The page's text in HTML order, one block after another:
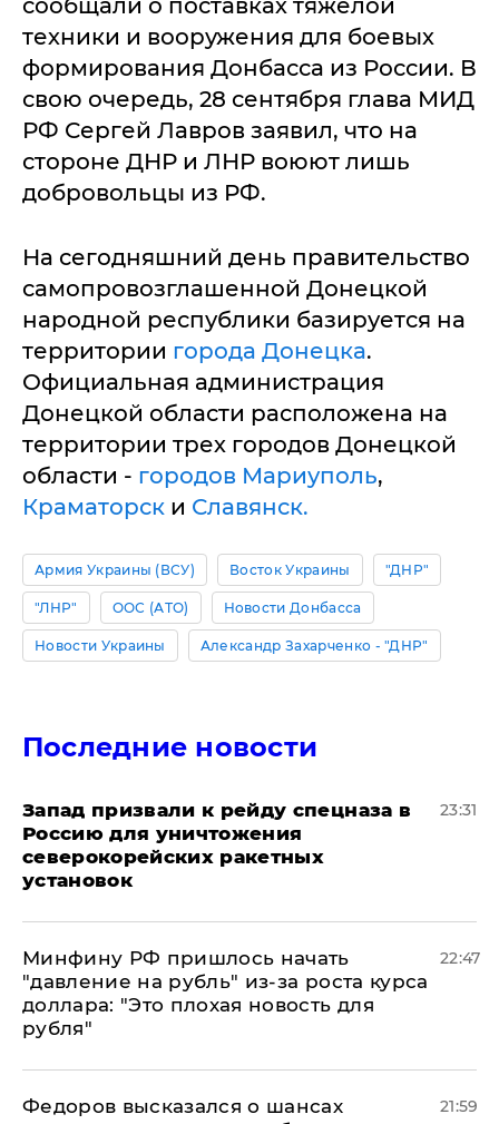
сообщали о поставках тяжелой
техники и вооружения для боевых
формирования Донбасса из России. В
свою очередь, 28 сентября глава МИД
РФ Сергей Лавров заявил, что на
стороне ДНР и ЛНР воюют лишь
добровольцы из РФ.
На сегодняшний день правительство
самопровозглашенной Донецкой
народной республики базируется на
территории города Донецка.
Официальная администрация
Донецкой области расположена на
территории трех городов Донецкой
области - городов Мариуполь,
Краматорск и Славянск.
Армия Украины (ВСУ) Восток Украины "ДНР"
"ЛНР" ООС (АТО) Новости Донбасса
Новости Украины Александр Захарченко - "ДНР"
Последние новости
Запад призвали к рейду спецназа в
Россию для уничтожения
северокорейских ракетных
установок
23:31
Минфину РФ пришлось начать
"давление на рубль" из-за роста курса
доллара: "Это плохая новость для
рубля"
22:47
Федоров высказался о шансах
21:59